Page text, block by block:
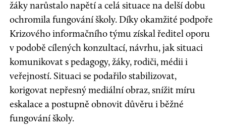
žáky narůstalo napětí a celá situace na delší dobu
ochromila fungování školy. Díky okamžité podpoře
Krizového informačního týmu získal ředitel oporu
v podobě cílených konzultací, návrhu, jak situaci
komunikovat s pedagogy, žáky, rodiči, médii i
veřejností. Situaci se podařilo stabilizovat,
korigovat nepřesný mediální obraz, snížit míru
eskalace a postupně obnovit důvěru i běžné
fungování školy.